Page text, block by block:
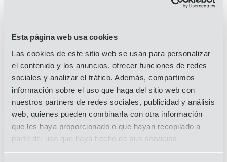
Esta página web usa cookies
Las cookies de este sitio web se usan para personalizar
el contenido y los anuncios, ofrecer funciones de redes
sociales y analizar el tráfico. Además, compartimos
información sobre el uso que haga del sitio web con
nuestros partners de redes sociales, publicidad y análisis
web, quienes pueden combinarla con otra información
que les haya proporcionado o que hayan recopilado a
partir del uso que haya hecho de sus servicios.
OIA Global va más allá de la gestión tradicional del transporte,
ofreciendo logística de contratos, soluciones de embalaje, gestión de
integrados, ayudamos a las empresas a navegar por los cambios
comerciales, optimizar las operaciones y mitigar los riesgos de la
cadena de suministro.
Análisis exhaustivo de la cadena de suministro:
Identificación de vulnerabilidades y oportunidades de ahorro.
Estrategias alternativas de aprovisionamiento y
contratación:Establecimiento de redes de proveedores
fiables en regiones con aranceles favorables.
Gestión optimizada de fletes y logística:Reducción de los
costes de transporte y mejora de la eficiencia.
Embalaje inteligente y estrategias de reducción de costes:
Diseño de soluciones de envasado que reducen los residuos y